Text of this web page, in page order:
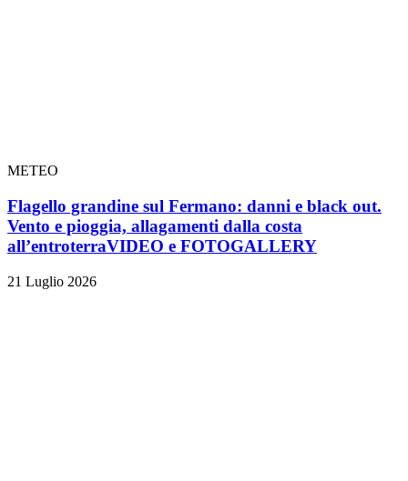
METEO
Flagello grandine sul Fermano: danni e black out.
Vento e pioggia, allagamenti dalla costa
all’entroterraVIDEO e FOTOGALLERY
21 Luglio 2026